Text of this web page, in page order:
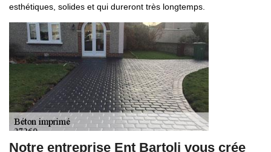
esthétiques, solides et qui dureront très longtemps.
Notre entreprise Ent Bartoli vous crée